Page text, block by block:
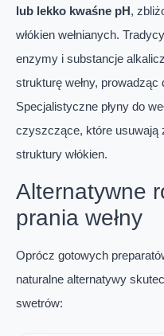
lub lekko kwaśne pH ,
włókien wełnianych.
enzymy i substancje
strukturę wełny, prowadząc
Specjalistyczne płyny do
czyszczące, które usuwają
struktury włókien.
Alternatywne
prania wełny
Oprócz gotowych
naturalne alternatywy
swetrów: